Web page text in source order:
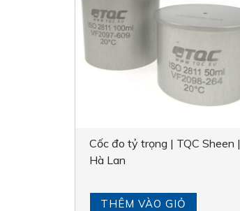
Cốc đo tỷ trọng | TQC Sheen |
Hà Lan
THÊM VÀO GIỎ